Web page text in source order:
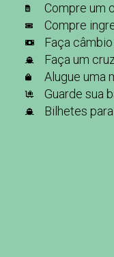
Compre um
Compre
Faça
Faça um
Alugue uma
Guarde sua
Bilhetes